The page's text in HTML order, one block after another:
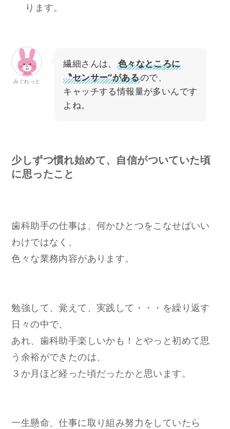
ります。
みぐれっと
繊細さんは、
色々なところに
〝センサー″があるので、
キャッチする情報量が多いんです
よね。
少しずつ慣れ始めて、自信がついていた頃
に思ったこと
歯科助手の仕事は、何かひとつをこなせばいい
わけではなく、
色々な業務内容があります。
勉強して、覚えて、実践して・・・を繰り返す
日々の中で、
あれ、歯科助手楽しいかも！とやっと初めて思
う余裕ができたのは、
３か月ほど経った頃だったかと思います。
一生懸命、仕事に取り組み努力をしていたら